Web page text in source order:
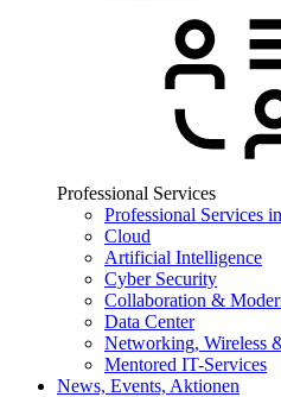
Professional Services
Professional Services
Cloud
Artificial Intelligence
Cyber Security
Collaboration &
Data Center
Networking, Wireless
Mentored IT-Services
News, Events, Aktionen